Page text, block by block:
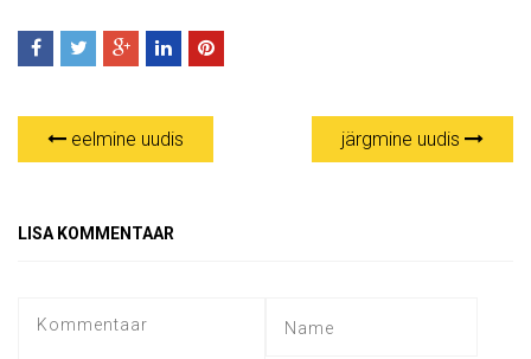
eelmine uudis järgmine uudis
LISA KOMMENTAAR